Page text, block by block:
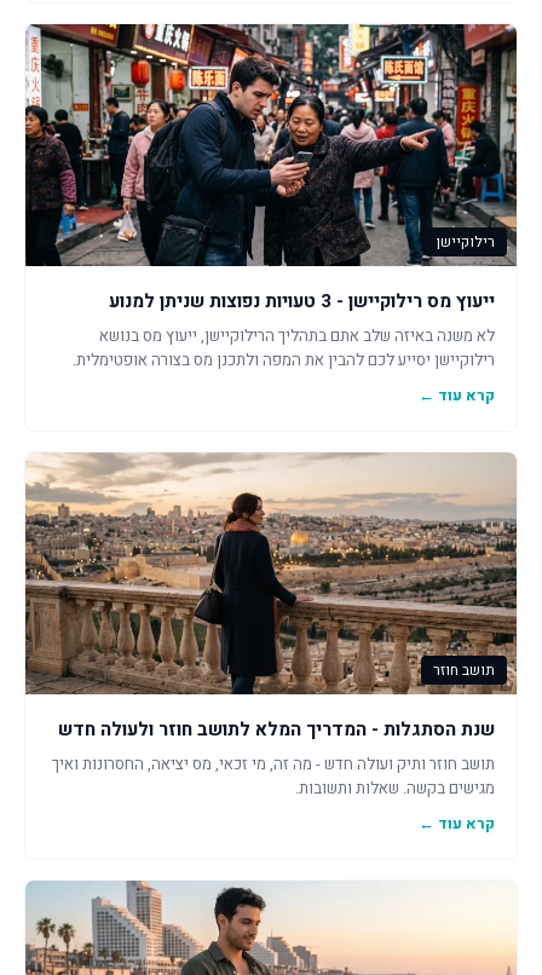
רילוקיישן
ייעוץ מס רילוקיישן - 3 טעויות נפוצות שניתן למנוע
לא משנה באיזה שלב אתם בתהליך הרילוקיישן, ייעוץ מס בנושא
רילוקיישן יסייע לכם להבין את המפה ולתכנן מס בצורה אופטימלית.
קרא עוד ←
תושב חוזר
שנת הסתגלות - המדריך המלא לתושב חוזר ולעולה חדש
תושב חוזר ותיק ועולה חדש - מה זה, מי זכאי, מס יציאה, החסרונות ואיך
מגישים בקשה. שאלות ותשובות.
קרא עוד ←